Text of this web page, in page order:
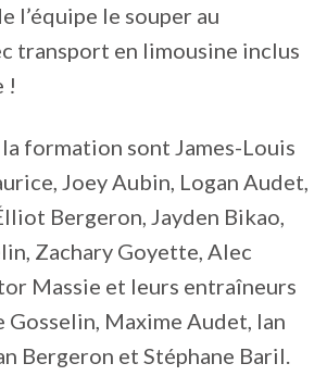
l’équipe le souper au
transport en limousine inclus
!
formation sont James-Louis
Joey Aubin, Logan Audet,
Bergeron, Jayden Bikao,
Zachary Goyette, Alec
Massie et leurs entraîneurs
Gosselin, Maxime Audet, Ian
Bergeron et Stéphane Baril.